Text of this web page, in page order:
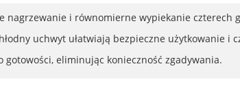
nagrzewanie i równomierne wypiekanie czterech
uchwyt ułatwiają bezpieczne użytkowanie i
eliminując konieczność zgadywania.